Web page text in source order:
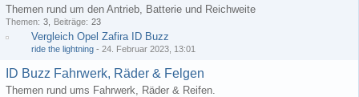
Themen rund um den Antrieb, Batterie und Reichweite
Themen 3 Beiträge 23
Vergleich Opel Zafira ID Buzz
ride the lightning - 24. Februar 2023, 13:01
ID Buzz Fahrwerk, Räder & Felgen
Themen rund ums Fahrwerk, Räder & Reifen.